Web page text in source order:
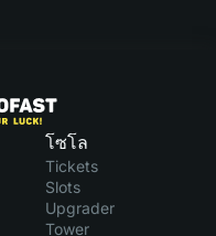
โซโล
Tickets
Slots
Upgrader
Tower